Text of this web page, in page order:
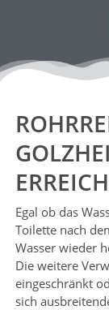
Egal ob das
Toilette nach
Wasser wieder
Die weitere
eingeschränkt
sich